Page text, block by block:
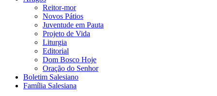
Reitor-mor
Novos Pátios
Juventude em Pauta
Projeto de Vida
Liturgia
Editorial
Dom Bosco Hoje
Oração do Senhor
Boletim Salesiano
Família Salesiana